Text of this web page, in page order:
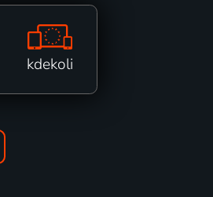
kdekoli